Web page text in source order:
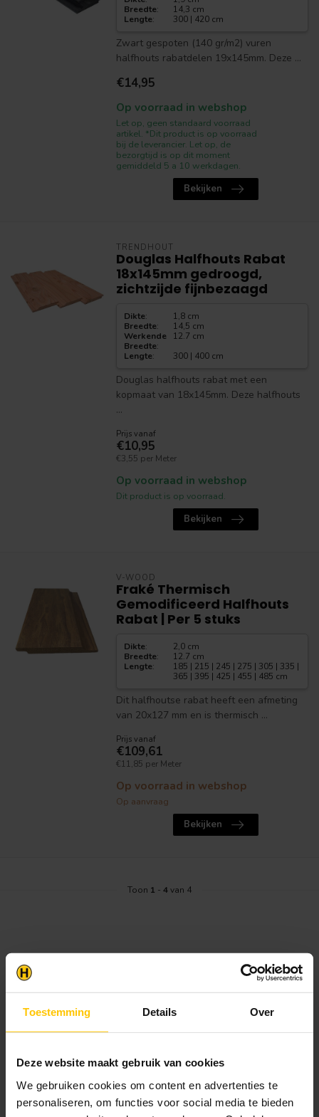
Toestemming Details Over
Deze website maakt gebruik van cookies
We gebruiken cookies om content en advertenties te
personaliseren, om functies voor social media te bieden
Breedte:
14,3 cm
Lengte: 300 | 420 cm
Zwart gespoten (140 gr/m2) vuren
halfhouts rabatdelen 19x145mm. Deze ...
€14,95
Op voorraad in webshop
Let op, geen standaard voorraad
artikel. *Dit product is op voorraad
bij de leverancier. Let op, de
bezorgtijd is op dit moment
gemiddeld 5 a 10 werkdagen.
Bekijken
TRENDHOUT
Douglas Halfhouts Rabat
18x145mm gedroogd,
zichtzijde fijnbezaagd
Dikte:
1,8 cm
Breedte:
14,5 cm
Werkende
Breedte:
12.7 cm
Lengte: 300 | 400 cm
Douglas halfhouts rabat met een
kopmaat van 18x145mm. Deze halfhouts
...
Prijs vanaf
€10,95
€3,55 per Meter
Op voorraad in webshop
Dit product is op voorraad.
Bekijken
V-WOOD
Fraké Thermisch
Gemodificeerd Halfhouts
Rabat | Per 5 stuks
Dikte:
2,0 cm
Breedte:
12.7 cm
Lengte:
185 | 215 | 245 | 275 | 305 | 335 |
365 | 395 | 425 | 455 | 485 cm
Dit halfhoutse rabat heeft een afmeting
van 20x127 mm en is thermisch ...
Prijs vanaf
€109,61
€11,85 per Meter
Op voorraad in webshop
Op aanvraag
Bekijken
Toon 1 - 4van 4